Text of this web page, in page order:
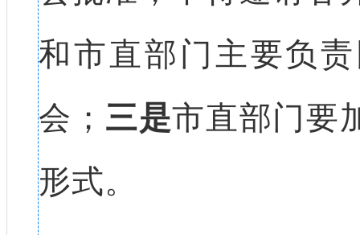
和市直部门主要负
会； 三是市直部门要
形式。